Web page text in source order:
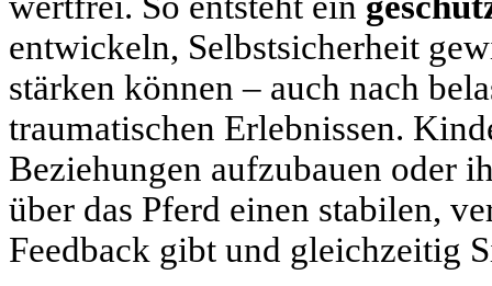
entwickeln, Selbstsicherheit
stärken können – auch nach
traumatischen Erlebnissen.
Beziehungen aufzubauen oder
über das Pferd einen stabilen,
Feedback gibt und gleichzeitig